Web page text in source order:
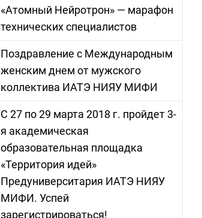
«Атомный Нейротрон» — марафон
технических специалистов
Поздравление с Международным
женским днем от мужского
коллектива ИАТЭ НИЯУ МИФИ
С 27 по 29 марта 2018 г. пройдет 3-
я академическая
образовательная площадка
«Территория идей»
Предуниверситария ИАТЭ НИЯУ
МИФИ. Успей
зарегистрироваться!